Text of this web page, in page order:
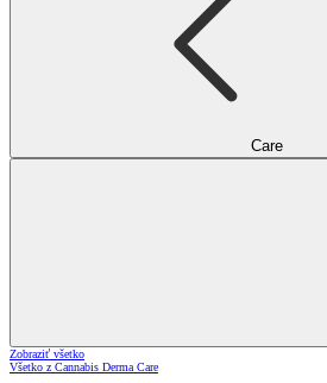
Care
Zobraziť všetko
Všetko z Cannabis Derma Care